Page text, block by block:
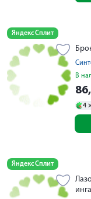
Яндекс Сплит
В
4
Яндекс Сплит